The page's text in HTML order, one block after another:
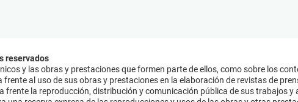
reservados
y las obras y prestaciones que formen parte de ellos, como sobre los
al uso de sus obras y prestaciones en la elaboración de revistas de
frente la reproducción, distribución y comunicación pública de sus trabajos